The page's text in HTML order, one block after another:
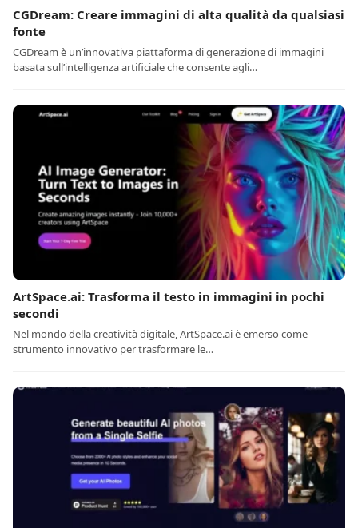
CGDream: Creare immagini di alta qualità da qualsiasi
fonte
CGDream è un’innovativa piattaforma di generazione di immagini
basata sull’intelligenza artificiale che consente agli…
ArtSpace.ai: Trasforma il testo in immagini in pochi
secondi
Nel mondo della creatività digitale, ArtSpace.ai è emerso come
strumento innovativo per trasformare le…